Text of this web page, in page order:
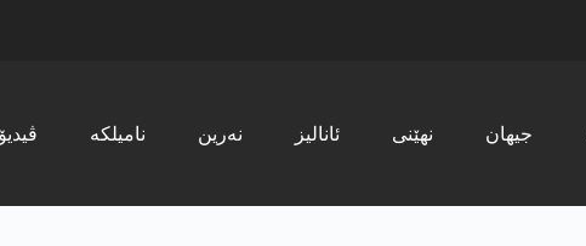
ڤیدیۆ نامیلکە نەرین ئانالیز نھێنی جیھان